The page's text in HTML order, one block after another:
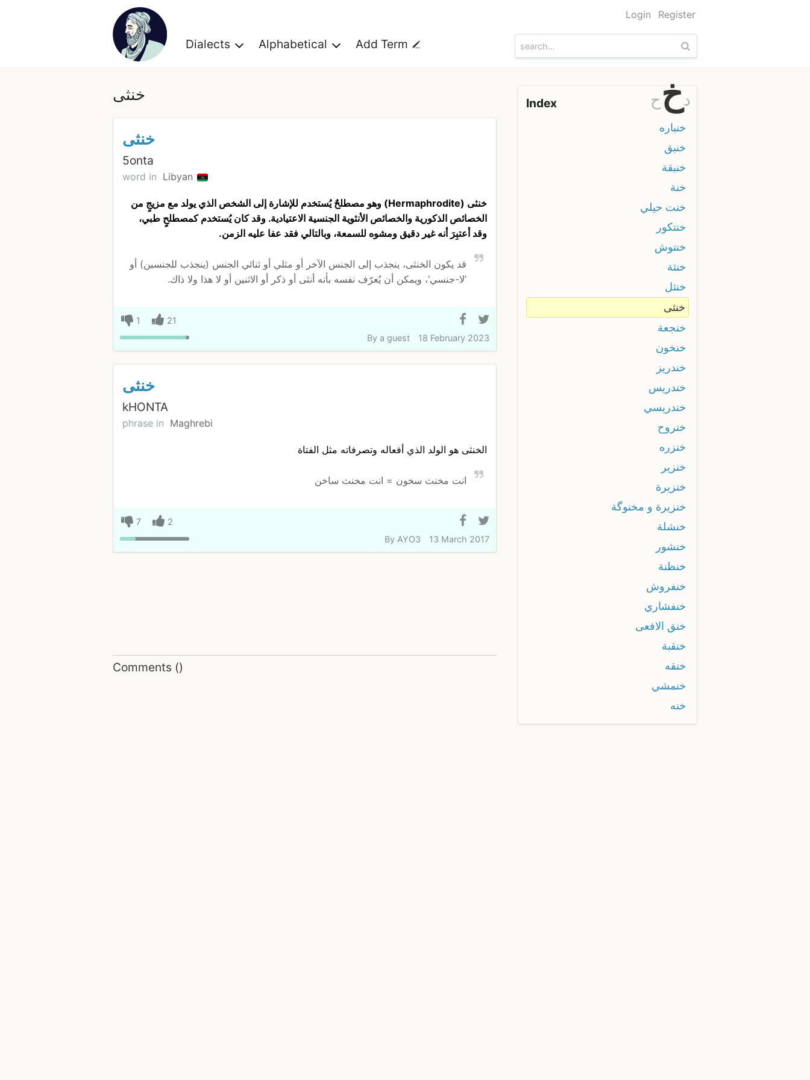
Dialects Alphabetical Add Term
Login Register
خنثى
خنثى
5onta
word in Libyan
خنثى (Hermaphrodite) وهو مصطلحٌ يُستخدم للإشارة إلى الشخص الذي يولد مع مزيجٍ من
الخصائص الذكورية والخصائص الأنثوية الجنسية الاعتيادية. وقد كان يُستخدم كمصطلحٍ طبي،
وقد أعتبِرَ أنه غير دقيق ومشوه للسمعة، وبالتالي فقد عفا عليه الزمن.
قد يكون الخنثى، ينجذب إلى الجنس الآخر أو مثلي أو ثنائي الجنس (ينجذب للجنسين) أو
’لا-جنسي‘، ويمكن أن يُعرّف نفسه بأنه أنثى أو ذكر أو الاثنين أو لا هذا ولا ذاك.
1
21
By a guest 18 February 2023
خنثى
kHONTA
phrase in Maghrebi
الخنثى هو الولد الذي أفعاله وتصرفاته مثل الفتاة
انت مخنث سخون = انت مخنث ساخن
7
2
By AYO3 13 March 2017
Comments ()
Index ح خد
خنباره
خنبق
خنبقة
خنة
خنت حيلي
خنتكور
خنتوش
خنثة
خنثل
خنثى
خنجعة
خنخون
خندريز
خندريس
خندريسي
خنروح
خنزره
خنزير
خنزيرة
خنزيرة و مخنوگة
خنشلة
خنشور
خنظنة
خنفروش
خنفشاري
خنق الافعى
خنقبة
خنقه
خنمشي
خنه